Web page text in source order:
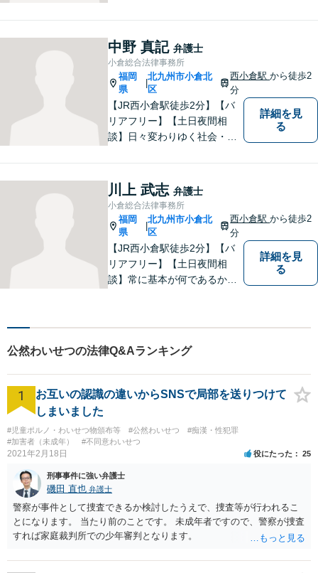
ション」をモットーに問題の
本質把握から解決に至るまで
懇切丁寧に対応します！【宅
建士資格あり】
中野 真記 弁護士
小倉総合法律事務所
福岡
県
|
北九州市小倉北
区
西小倉駅から徒歩2
分
【JR西小倉駅徒歩2分】【バ
リアフリー】【土日夜間相
談】日々変わりゆく社会・法
イアントの皆様にご満足いた
だける良質なリーガルサービ
スを提供できるよう日々研鑽
に努めてまいります。お気軽
にご相談ください。
詳細を見
る
川上 武志 弁護士
小倉総合法律事務所
福岡
県
|
北九州市小倉北
区
西小倉駅から徒歩2
分
【JR西小倉駅徒歩2分】【バ
リアフリー】【土日夜間相
談】常に基本が何であるかを
ことを忘れずに日々研鑽に努
ます。お気軽にご相談くださ
い。
詳細を見
る
公然わいせつの法律Q&Aランキング
1
お互いの認識の違いからSNSで局部を送りつけて
しまいました
#児童ポルノ・わいせつ物頒布等 #公然わいせつ
#痴漢・性犯罪
#加害者（未成年）
#不同意わいせつ
2021年2月18日 役にたった 25
刑事事件に強い弁護士
磯田 直也 弁護士
警察が事件として捜査できるか検討したうえで、捜査等が行われるこ
とになります。 当たり前のことです。 未成年者ですので、警察が捜査
すれば家庭裁判所での少年審判となります。